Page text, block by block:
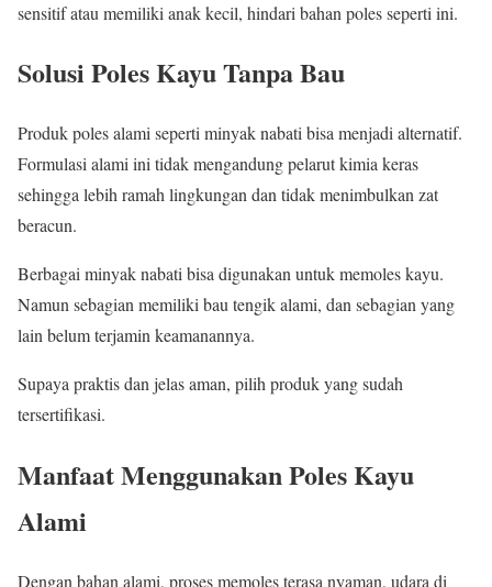
sensitif atau memiliki anak kecil, hindari bahan poles seperti ini.
Solusi Poles Kayu Tanpa Bau
Produk poles alami seperti minyak nabati bisa menjadi alternatif.
Formulasi alami ini tidak mengandung pelarut kimia keras
sehingga lebih ramah lingkungan dan tidak menimbulkan zat
beracun.
Berbagai minyak nabati bisa digunakan untuk memoles kayu.
Namun sebagian memiliki bau tengik alami, dan sebagian yang
lain belum terjamin keamanannya.
Supaya praktis dan jelas aman, pilih produk yang sudah
tersertifikasi.
Manfaat Menggunakan Poles Kayu
Alami
Dengan bahan alami, proses memoles terasa nyaman, udara di